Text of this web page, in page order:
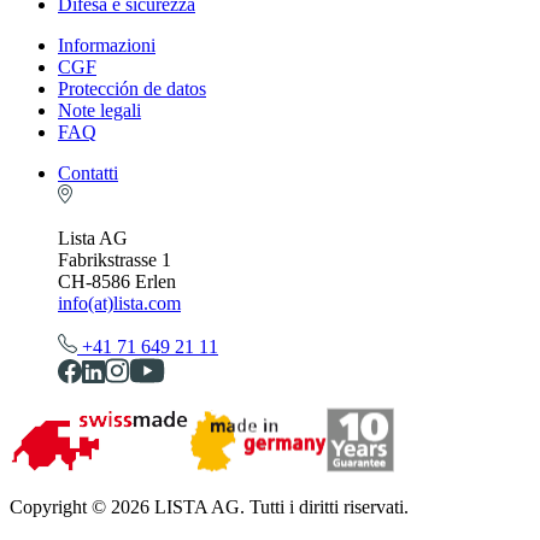
Informazioni
CGF
Protección de datos
Note legali
FAQ
Contatti
Lista AG
Fabrikstrasse 1
CH-8586 Erlen
info(at)lista.com
+41 71 649 21 11
Copyright © 2026 LISTA AG. Tutti i diritti riservati.